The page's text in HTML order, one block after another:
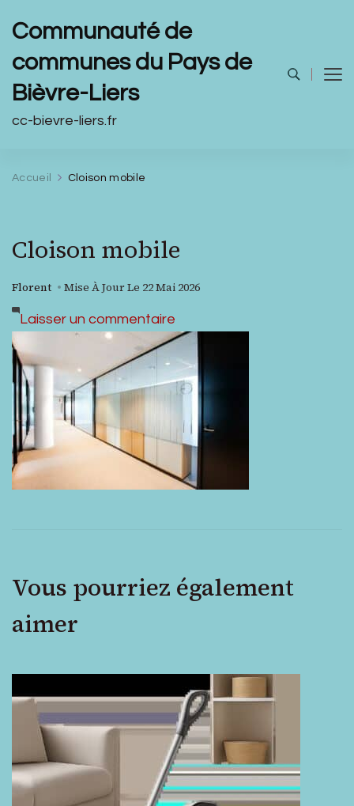
Communauté de
communes du Pays de
Bièvre-Liers
cc-bievre-liers.fr
Accueil Cloison mobile
Cloison mobile
Florent Mise À Jour Le 22 Mai 2026
Laisser un commentaire
Cloison
mobile
Vous pourriez également
aimer